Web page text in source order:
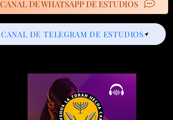
CANAL DE WHATSAPP DE ESTUDIOS
CANAL DE TELEGRAM DE ESTUDIOS